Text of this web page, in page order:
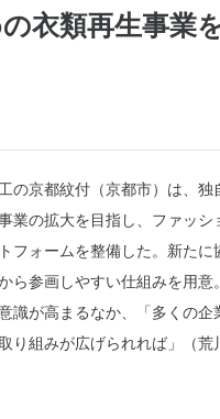
衣類再生事業
の京都紋付（京都市）は、独
業の拡大を目指し、ファッ
フォームを整備した。新た
ら参画しやすい仕組みを用
識が高まるなか、「多くの
り組みが広げられれば」（荒